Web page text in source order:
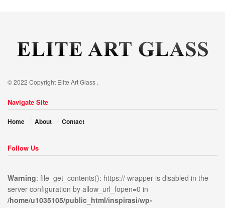
© 2022 Copyright Elite Art Glass .
Navigate Site
Home About Contact
Follow Us
Warning: file_get_contents(): https:// wrapper is disabled in the
server configuration by allow_url_fopen=0 in
/home/u1035105/public_html/inspirasi/wp-
inspirasi/wp-on 980Warning: